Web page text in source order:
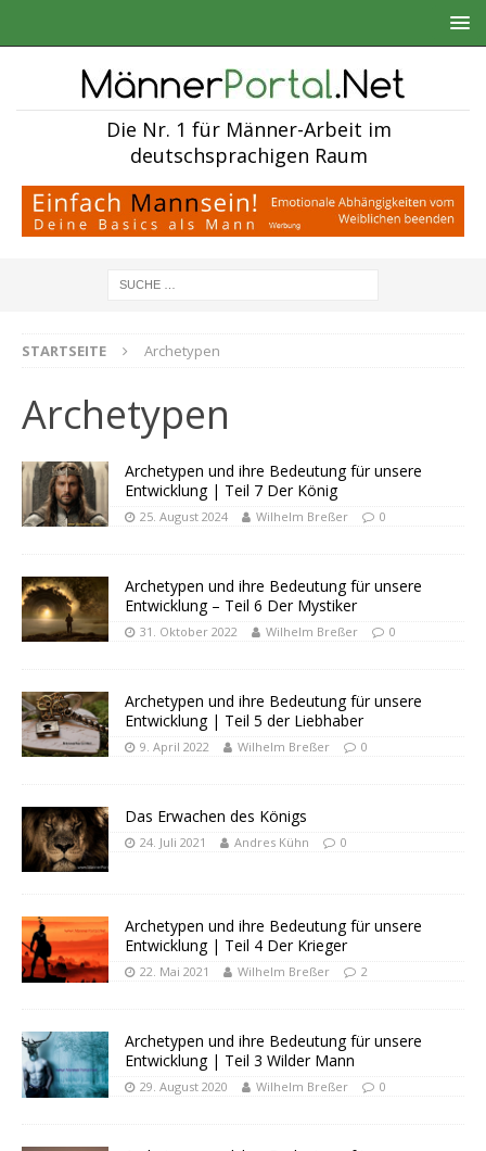
Die Nr. 1 für Männer-Arbeit im
deutschsprachigen Raum
STARTSEITE Archetypen
Archetypen
Archetypen und ihre Bedeutung für unsere
Entwicklung | Teil 7 Der König
25. August 2024 Wilhelm Breßer 0
Archetypen und ihre Bedeutung für unsere
Entwicklung – Teil 6 Der Mystiker
31. Oktober 2022 Wilhelm Breßer 0
Archetypen und ihre Bedeutung für unsere
Entwicklung | Teil 5 der Liebhaber
9. April 2022 Wilhelm Breßer 0
Das Erwachen des Königs
24. Juli 2021 Andres Kühn 0
Archetypen und ihre Bedeutung für unsere
Entwicklung | Teil 4 Der Krieger
22. Mai 2021 Wilhelm Breßer 2
Archetypen und ihre Bedeutung für unsere
Entwicklung | Teil 3 Wilder Mann
29. August 2020 Wilhelm Breßer 0